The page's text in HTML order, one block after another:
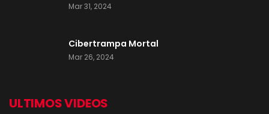
Mar 31, 2024
Cibertrampa Mortal
Mar 26, 2024
ULTIMOS VIDEOS